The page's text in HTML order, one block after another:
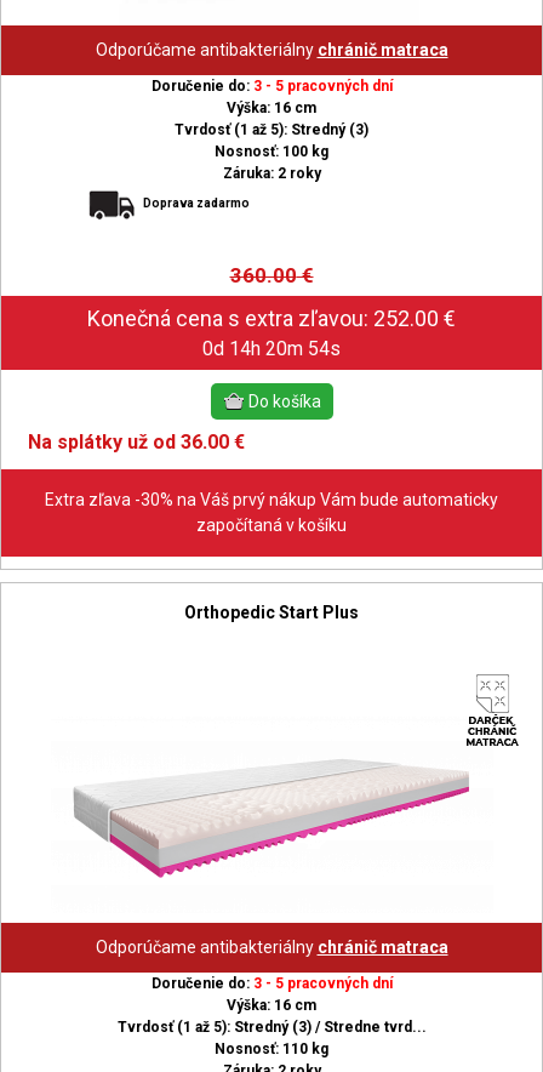
Odporúčame antibakteriálny chránič matraca
Doručenie do: 3 - 5 pracovných dní
Výška: 16 cm
Tvrdosť (1 až 5): Stredný (3)
Nosnosť: 100 kg
Záruka: 2 roky
Doprava zadarmo
360.00€
0d 14h 20m 53s
Na splátky už od 36.00 €
Extra zľava -30% na Váš prvý nákup Vám bude automaticky
započítaná v košíku
Orthopedic Start Plus
Odporúčame antibakteriálny chránič matraca
Doručenie do: 3 - 5 pracovných dní
Výška: 16 cm
Tvrdosť (1 až 5): Stredný (3) / Stredne tvrd...
Nosnosť: 110 kg